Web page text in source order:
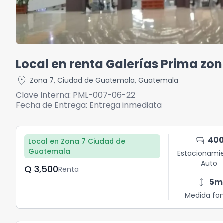
Local en renta Galerías Prima
location_on Zona 7, Ciudad de Guatemala, Guatemala
Clave Interna: PML-007-06-22
Fecha de Entrega: Entrega inmediata
Local en Zona 7 Ciudad de
Guatemala
Q	3,500Renta
directions_car 400
Auto
height 5m
Medida